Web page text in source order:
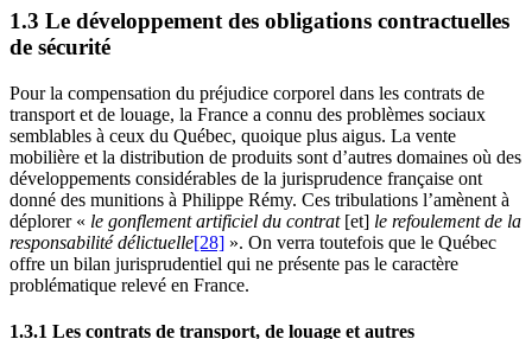
1.3 Le développement des obligations contractuelles
de sécurité
Pour la compensation du préjudice corporel dans les contrats de
transport et de louage, la France a connu des problèmes sociaux
semblables à ceux du Québec, quoique plus aigus. La vente
mobilière et la distribution de produits sont d’autres domaines où des
développements considérables de la jurisprudence française ont
donné des munitions à Philippe Rémy. Ces tribulations l’amènent à
déplorer « le gonflement artificiel du contrat[et] le refoulement de la
responsabilité délictuelle[28] ». On verra toutefois que le Québec
offre un bilan jurisprudentiel qui ne présente pas le caractère
problématique relevé en France.
1.3.1 Les contrats de transport, de louage et autres